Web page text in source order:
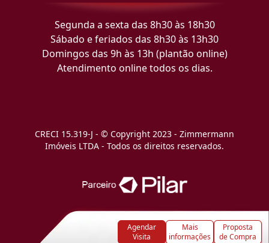
Agendar
Visita
Mais
informações
Proposta
de Compra
Segunda a sexta das 8h30 às 18h30
Sábado e feriados das 8h30 às 13h30
Domingos das 9h às 13h (plantão online)
Atendimento online todos os dias.
CRECI 15.319-J - © Copyright 2023 - Zimmermann
Imóveis LTDA - Todos os direitos reservados.